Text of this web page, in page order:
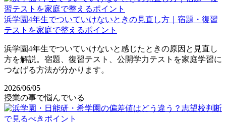
浜学園4年生でついていけないときの見直し方｜宿題・復習
テストを家庭で整えるポイント
浜学園4年生でついていけないと感じたときの原因と見直し
方を解説。宿題、復習テスト、公開学力テストを家庭学習に
つなげる方法が分かります。
2026/06/05
授業の事で悩んでいる